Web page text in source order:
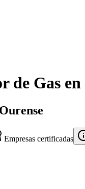
de Gas en
Empresas certificadas